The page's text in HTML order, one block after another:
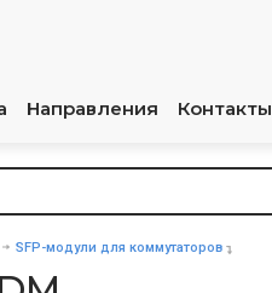
Направления Контакты
SFP-модули для коммутаторов